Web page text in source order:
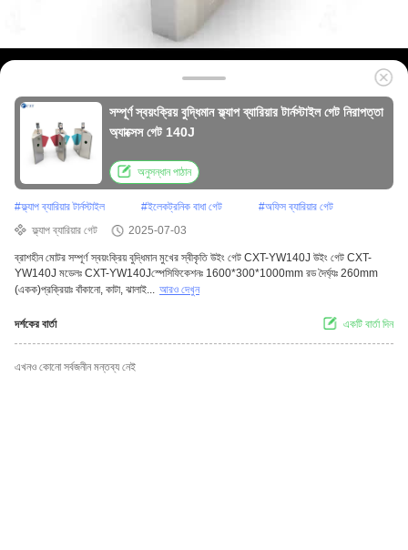
সম্পূর্ণ স্বয়ংক্রিয় বুদ্ধিমান ফ্ল্যাপ ব্যারিয়ার টার্নস্টাইল গেট নিরাপত্তা
অ্যাক্সেস গেট 140J
অনুসন্ধান পাঠান
#ফ্ল্যাপ ব্যারিয়ার টার্নস্টাইল #ইলেকট্রনিক বাধা গেট #অফিস ব্যারিয়ার গেট
ফ্ল্যাপ ব্যারিয়ার গেট
2025-07-03
ব্রাশহীন মোটর সম্পূর্ণ স্বয়ংক্রিয় বুদ্ধিমান মুখের স্বীকৃতি উইং গেট CXT-YW140J উইং গেট CXT-
YW140J মডেলঃ CXT-YW140Jস্পেসিফিকেশনঃ 1600*300*1000mm রড দৈর্ঘ্যঃ 260mm
(একক)প্রক্রিয়াঃ বাঁকানো, কাটা, ঝালাই... আরও দেখুন
দর্শকের বার্তা একটি বার্তা দিন
এখনও কোনো সর্বজনীন মন্তব্য নেই